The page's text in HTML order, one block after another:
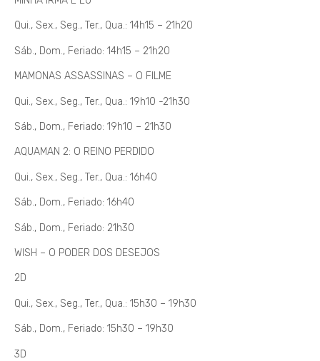
Qui., Sex., Seg., Ter., Qua.: 14h15 – 21h20
Sáb., Dom., Feriado: 14h15 – 21h20
MAMONAS ASSASSINAS – O FILME
Qui., Sex., Seg., Ter., Qua.: 19h10 -21h30
Sáb., Dom., Feriado: 19h10 – 21h30
AQUAMAN 2: O REINO PERDIDO
Qui., Sex., Seg., Ter., Qua.: 16h40
Sáb., Dom., Feriado: 16h40
Sáb., Dom., Feriado: 21h30
WISH – O PODER DOS DESEJOS
2D
Qui., Sex., Seg., Ter., Qua.: 15h30 – 19h30
Sáb., Dom., Feriado: 15h30 – 19h30
3D